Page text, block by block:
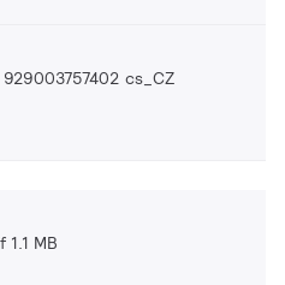
cs_CZ
1.1 MB